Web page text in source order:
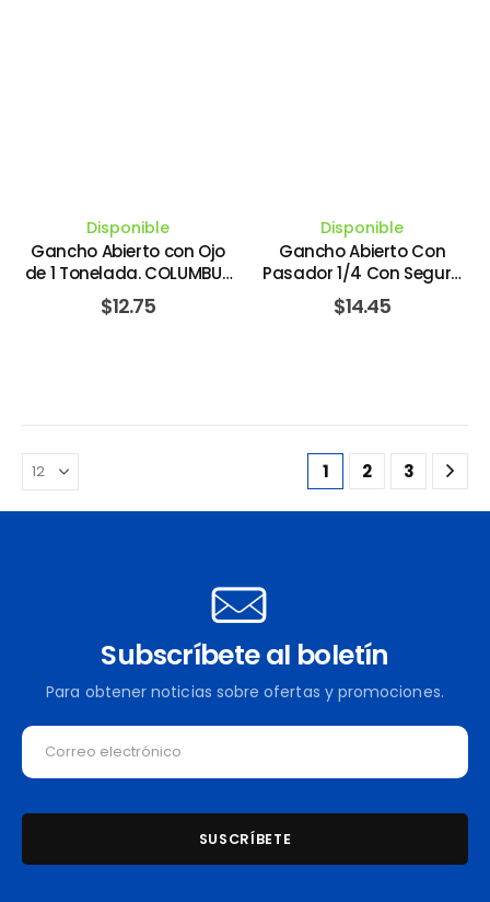
Disponible
Gancho Abierto con Ojo
de 1 Tonelada. COLUMBUS
MCKINNON
$12.75
Disponible
Gancho Abierto Con
Pasador 1/4 Con Seguro
2,600 Lbs. COLUMBUS
MCKINNON
$14.45
1 2 3
Subscríbete al boletín
Para obtener noticias sobre ofertas y promociones.